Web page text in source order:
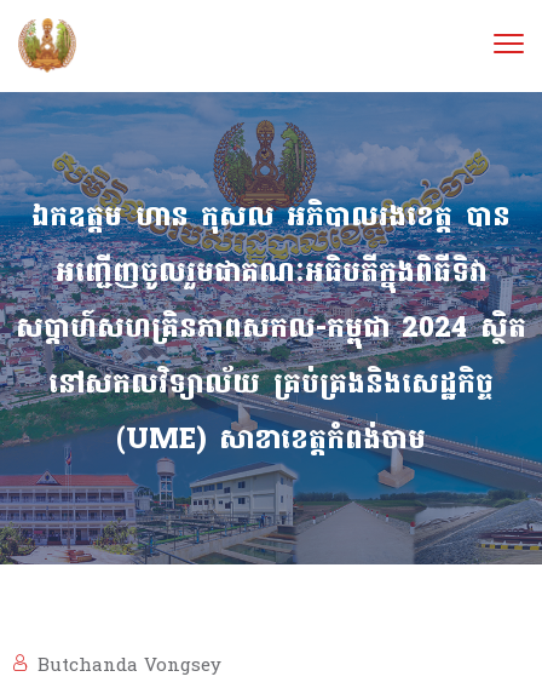
ឯកឧត្តម ហាន កុសល អភិបាលរងខេត្ត បាន
អញ្ជើញចូលរួមជាគណៈអធិបតីក្នុងពិធីទិវា
សប្តាហ៍សហគ្រិនភាពសកល-កម្ពុជា 2024 ស្ថិត​
នៅសកលវិទ្យាល័យ គ្រប់គ្រងនិងសេដ្ឋកិច្ច
(UME) សាខាខេត្តកំពង់ចាម
Butchanda Vongsey